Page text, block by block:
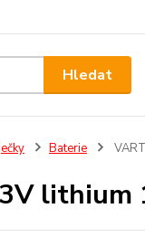
Hledat
Baterie
lithium